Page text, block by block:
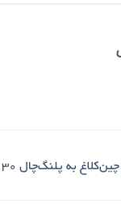
به پلنگ‌چال ۳۰ آذر ۱۴۰۳